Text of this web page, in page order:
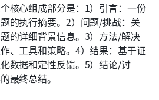
核心组成部分是：1）引言：一份
的执行摘要。2）问题/挑战：关
的详细背景信息。3）方法/解决
、工具和策略。4）结果：基于证
数据和定性反馈。5）结论/讨
最终总结。